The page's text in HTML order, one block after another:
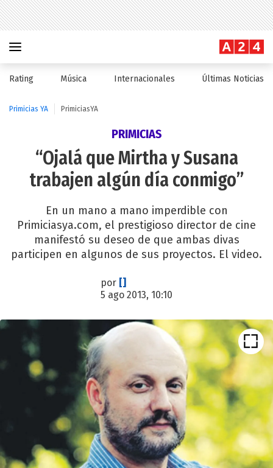
Rating Música Internacionales Últimas Noticias
Primicias YA PrimiciasYA
PRIMICIAS
“Ojalá que Mirtha y Susana
trabajen algún día conmigo”
En un mano a mano imperdible con
Primiciasya.com, el prestigioso director de cine
manifestó su deseo de que ambas divas
participen en algunos de sus proyectos. El video.
por []
5 ago 2013, 10:10